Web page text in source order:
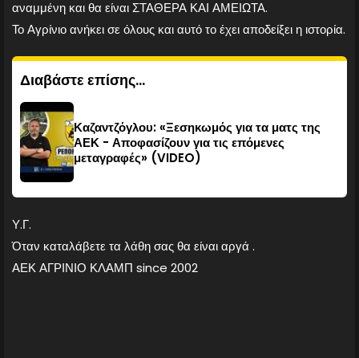
αναμμένη και θα είναι ΣΤΑΘΕΡΑ ΚΑΙ ΑΜΕΙΩΤΑ.
Το Αγρίνιο ανήκει σε όλους και αυτό το έχει αποδείξει η ιστορία.
Διαβάστε επίσης...
Καζαντζόγλου: «Ξεσηκωμός για τα ματς της
ΑΕΚ - Αποφασίζουν για τις επόμενες
μεταγραφές» (VIDEO)
Υ.Γ.
Όταν καταλάβετε τα λάθη σας θα είναι αργά .
ΑΕΚ ΑΓΡΙΝΙΟ ΚΛΑΜΠ since 2002